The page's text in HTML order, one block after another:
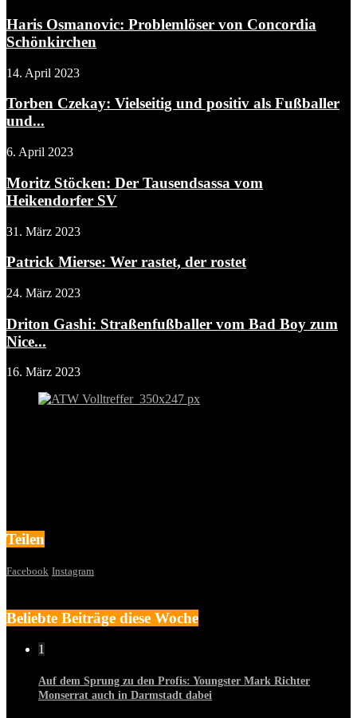
Haris Osmanovic: Problemlöser von Concordia
Schönkirchen
14. April 2023
Torben Czekay: Vielseitig und positiv als Fußballer
und...
6. April 2023
Moritz Stöcken: Der Tausendsassa vom
Heikendorfer SV
31. März 2023
Patrick Mierse: Wer rastet, der rostet
24. März 2023
Driton Gashi: Straßenfußballer vom Bad Boy zum
Nice...
16. März 2023
Teilen
Facebook Instagram
Beliebte Beiträge diese Woche
1
Auf dem Sprung zu den Profis: Youngster Mark Richter
Monserrat auch in Darmstadt dabei